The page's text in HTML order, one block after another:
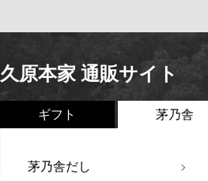
久原本家 通販サイト
ギフト 茅乃舎
茅乃舎だし